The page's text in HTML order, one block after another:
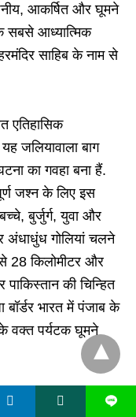
आकर्षित और घूमने
सबसे आध्यात्मिक
साहिब के नाम से
एतिहासिक
जलियावाला बाग
का गवहा बना हैं.
जश्न के लिए इस
बुर्जुर्ग, युवा और
गोलियां चलने
28 किलोमीटर और
की चिन्हित
बॉर्डर भारत में पंजाब के
वक्त पर्यटक घूमने
बाग, महाराजा
L